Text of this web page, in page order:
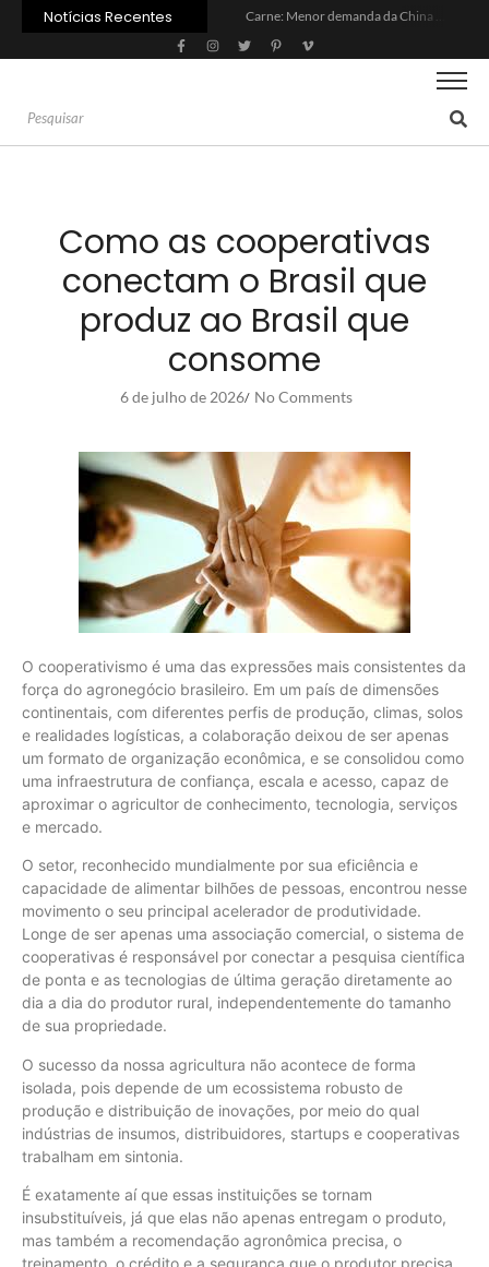
Notícias Recentes
Inadimplência no crédito rural deve seguir elevada até 2027
Lula sanciona MP do Frete e agro teme alta dos custos logísticos
Brasil tem 2º maior juro real do mundo
Como as cooperativas
conectam o Brasil que
produz ao Brasil que
consome
6 de julho de 2026/ No Comments
O cooperativismo é uma das expressões mais consistentes da
força do agronegócio brasileiro. Em um país de dimensões
continentais, com diferentes perfis de produção, climas, solos
e realidades logísticas, a colaboração deixou de ser apenas
um formato de organização econômica, e se consolidou como
uma infraestrutura de confiança, escala e acesso, capaz de
aproximar o agricultor de conhecimento, tecnologia, serviços
e mercado.
O setor, reconhecido mundialmente por sua eficiência e
capacidade de alimentar bilhões de pessoas, encontrou nesse
movimento o seu principal acelerador de produtividade.
Longe de ser apenas uma associação comercial, o sistema de
cooperativas é responsável por conectar a pesquisa científica
de ponta e as tecnologias de última geração diretamente ao
dia a dia do produtor rural, independentemente do tamanho
de sua propriedade.
O sucesso da nossa agricultura não acontece de forma
isolada, pois depende de um ecossistema robusto de
produção e distribuição de inovações, por meio do qual
indústrias de insumos, distribuidores, startups e cooperativas
trabalham em sintonia.
É exatamente aí que essas instituições se tornam
insubstituíveis, já que elas não apenas entregam o produto,
mas também a recomendação agronômica precisa, o